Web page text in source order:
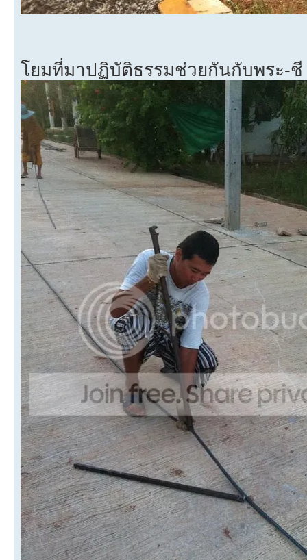
โยมที่มาปฏิบัติธรรมช่วยกันกับพระ-ชี